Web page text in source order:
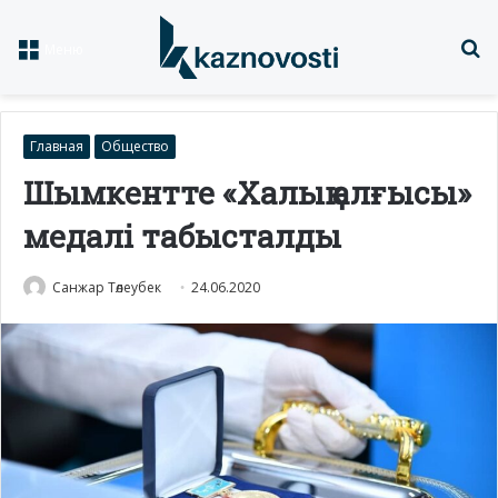
Главная Общество
Шымкентте «Халық алғысы»
медалі табысталды
Санжар Төлеубек 24.06.2020